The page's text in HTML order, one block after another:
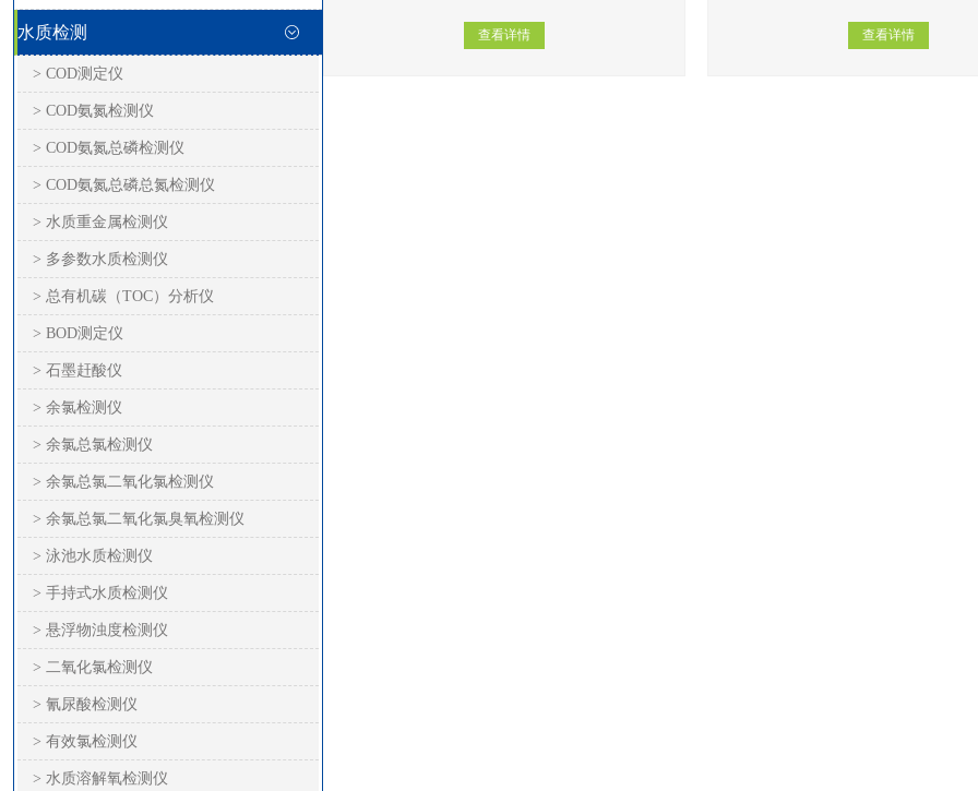
水质检测
> COD测定仪
> COD氨氮检测仪
> COD氨氮总磷检测仪
> COD氨氮总磷总氮检测仪
> 水质重金属检测仪
> 多参数水质检测仪
> 总有机碳（TOC）分析仪
> BOD测定仪
> 石墨赶酸仪
> 余氯检测仪
> 余氯总氯检测仪
> 余氯总氯二氧化氯检测仪
> 余氯总氯二氧化氯臭氧检测仪
> 泳池水质检测仪
> 手持式水质检测仪
> 悬浮物浊度检测仪
> 二氧化氯检测仪
> 氰尿酸检测仪
> 有效氯检测仪
> 水质溶解氧检测仪
查看详情 查看详情